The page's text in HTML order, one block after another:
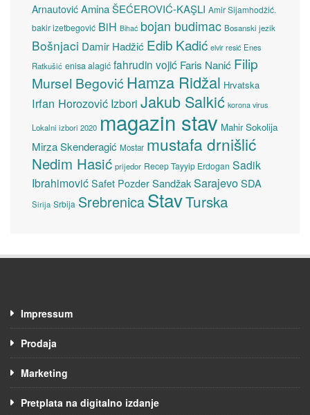
Arnautović Amina ŠEĆEROVIĆ-KAŞLI Amir Sijamhodžić.
bakir izetbegović BiH Bihać bojan budimac Bosanski jezik
Bošnjaci Damir Hadžić Edib Kadić elvir resić Enes
Ratkušić enisa alagić fahrudin vojić Faris Nanić Filip
Mursel Begović Hamza Ridžal Hrvatska
Irfan Horozović Izbori Jakub Salkić korona virus
Lokalni izbori 2020 magazin stav Mahir Sokolija
Mirza Skenderagić Mostar mustafa drnišlić
Nedim Hasić prijedor Recep Tayyip Erdogan Sadik
Ibrahimović Safet Pozder SandžakSarajevoSDA
Sirija Srbija SrebrenicaStavTurska
Impressum
Prodaja
Marketing
Pretplata na digitalno izdanje